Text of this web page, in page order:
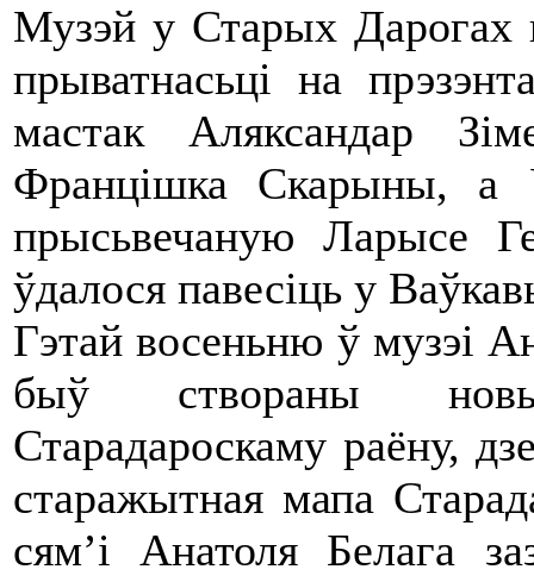
Музэй у Старых Дарогах
прыватнасьці на
мастак Аляксандар
Францішка Скарыны, а
прысьвечаную Ларысе
ўдалося павесіць у
Гэтай восеньню ў музэі
быў створаны
Старадароскаму раёну,
старажытная мапа
сям’і Анатоля Белага